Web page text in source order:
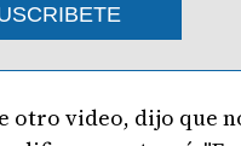
otro video, dijo que